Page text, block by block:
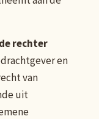
rechter
en
van
uit